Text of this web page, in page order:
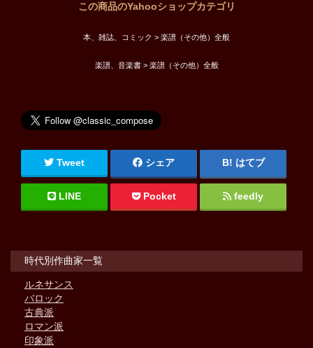
この商品のYahooショップカテゴリ
本、雑誌、コミック > 楽譜（その他）全般
楽譜、音楽書 > 楽譜（その他）全般
Tweet シェア はてブ
LINE Pocket feedly
時代別作曲家一覧
ルネサンス
バロック
古典派
ロマン派
印象派